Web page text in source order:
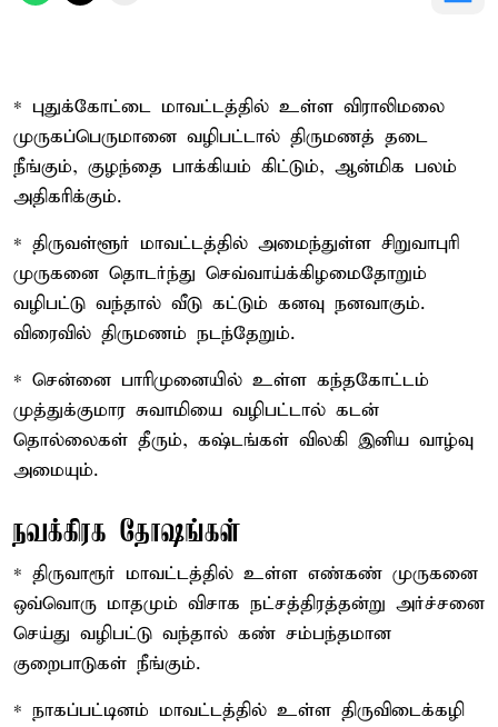
* புதுக்கோட்டை மாவட்டத்தில் உள்ள விராலிமலை
முருகப்பெருமானை வழிபட்டால் திருமணத் தடை
நீங்கும், குழந்தை பாக்கியம் கிட்டும், ஆன்மிக பலம்
அதிகரிக்கும்.
* திருவள்ளூர் மாவட்டத்தில் அமைந்துள்ள சிறுவாபுரி
முருகனை தொடர்ந்து செவ்வாய்க்கிழமைதோறும்
வழிபட்டு வந்தால் வீடு கட்டும் கனவு நனவாகும்.
விரைவில் திருமணம் நடந்தேறும்.
* சென்னை பாரிமுனையில் உள்ள கந்தகோட்டம்
முத்துக்குமார சுவாமியை வழிபட்டால் கடன்
தொல்லைகள் தீரும், கஷ்டங்கள் விலகி இனிய வாழ்வு
அமையும்.
நவக்கிரக தோஷங்கள்
* திருவாரூர் மாவட்டத்தில் உள்ள எண்கண் முருகனை
ஒவ்வொரு மாதமும் விசாக நட்சத்திரத்தன்று அர்ச்சனை
செய்து வழிபட்டு வந்தால் கண் சம்பந்தமான
குறைபாடுகள் நீங்கும்.
* நாகப்பட்டினம் மாவட்டத்தில் உள்ள திருவிடைக்கழி